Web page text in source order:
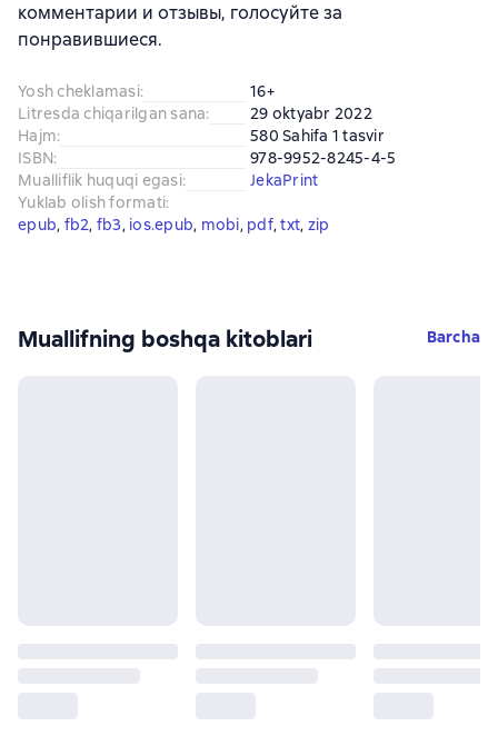
комментарии и отзывы, голосуйте за
понравившиеся.
Yosh cheklamasi:
16+
Litresda chiqarilgan sana:
29 oktyabr 2022
Hajm:
580 Sahifa 1 tasvir
ISBN:
978-9952-8245-4-5
Mualliflik huquqi egasi:
JekaPrint
Yuklab olish formati:
epub, fb2, fb3, ios.epub, mobi, pdf, txt, zip
Muallifning boshqa kitoblari Barcha